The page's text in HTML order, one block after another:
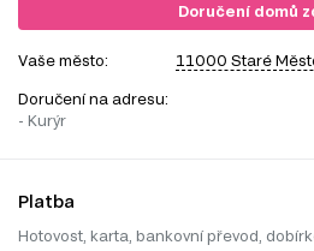
Doručení domů
Vaše město: 11000 Staré
Doručení na adresu:
- Kurýr
Platba
Hotovost, karta, bankovní převod,